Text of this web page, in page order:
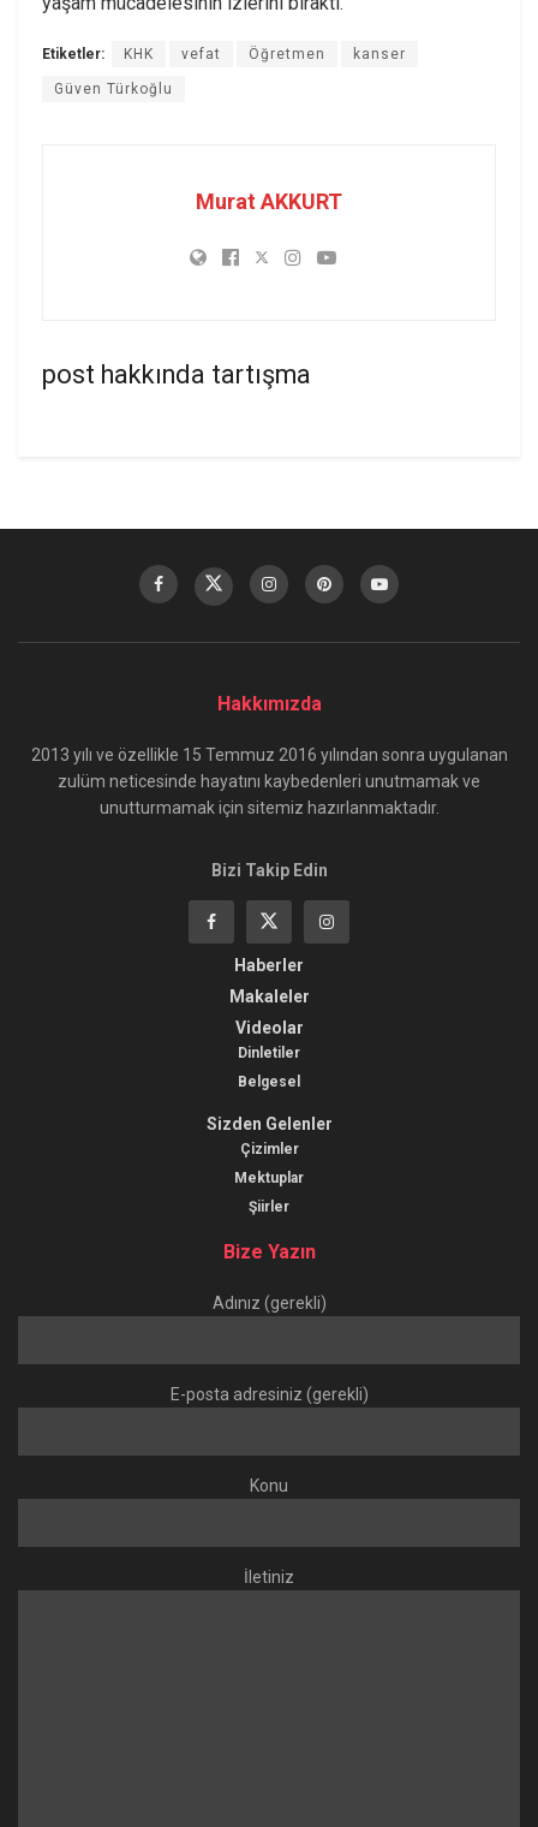
Etiketler: KHK vefat Öğretmen kanser
Güven Türkoğlu
Murat AKKURT
post hakkında tartışma
Hakkımızda
2013 yılı ve özellikle 15 Temmuz 2016 yılından sonra uygulanan
zulüm neticesinde hayatını kaybedenleri unutmamak ve
unutturmamak için sitemiz hazırlanmaktadır.
Bizi Takip Edin
Haberler
Makaleler
Videolar
Dinletiler
Belgesel
Sizden Gelenler
Çizimler
Mektuplar
Şiirler
Bize Yazın
Adınız (gerekli)
E-posta adresiniz (gerekli)
Konu
İletiniz